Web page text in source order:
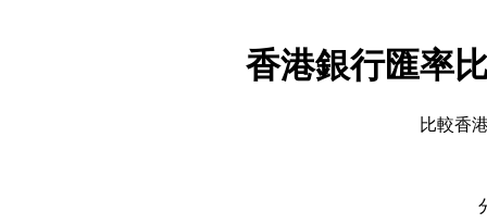
香港銀行匯率
比較香